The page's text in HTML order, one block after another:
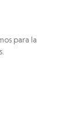
para la